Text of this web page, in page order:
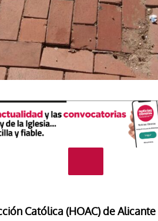
Católica (HOAC) de Alicante